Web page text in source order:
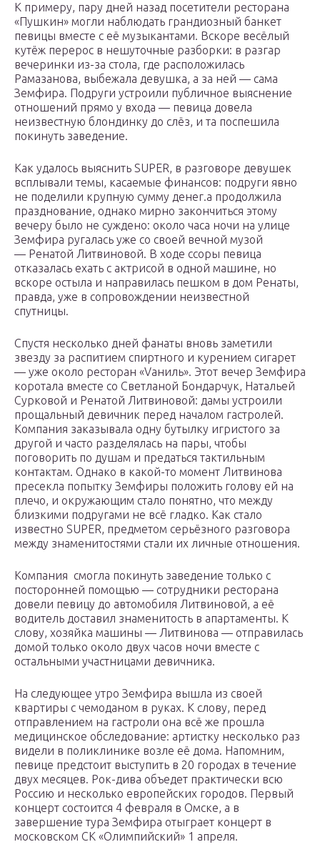
К примеру, пару дней назад посетители ресторана
«Пушкин» могли наблюдать грандиозный банкет
певицы вместе с её музыкантами. Вскоре весёлый
кутёж перерос в нешуточные разборки: в разгар
вечеринки из-за стола, где расположилась
Рамазанова, выбежала девушка, а за ней — сама
Земфира. Подруги устроили публичное выяснение
отношений прямо у входа — певица довела
неизвестную блондинку до слёз, и та поспешила
покинуть заведение.
Как удалось выяснить SUPER, в разговоре девушек
всплывали темы, касаемые финансов: подруги явно
не поделили крупную сумму денег.а продолжила
празднование, однако мирно закончиться этому
вечеру было не суждено: около часа ночи на улице
Земфира ругалась уже со своей вечной музой
— Ренатой Литвиновой. В ходе ссоры певица
отказалась ехать с актрисой в одной машине, но
вскоре остыла и направилась пешком в дом Ренаты,
правда, уже в сопровождении неизвестной
спутницы.
Спустя несколько дней фанаты вновь заметили
звезду за распитием спиртного и курением сигарет
— уже около ресторан «Vаниль». Этот вечер Земфира
коротала вместе со Светланой Бондарчук, Натальей
Сурковой и Ренатой Литвиновой: дамы устроили
прощальный девичник перед началом гастролей.
Компания заказывала одну бутылку игристого за
другой и часто разделялась на пары, чтобы
поговорить по душам и предаться тактильным
контактам. Однако в какой-то момент Литвинова
пресекла попытку Земфиры положить голову ей на
плечо, и окружающим стало понятно, что между
близкими подругами не всё гладко. Как стало
известно SUPER, предметом серьёзного разговора
между знаменитостями стали их личные отношения.
Компания смогла покинуть заведение только с
посторонней помощью — сотрудники ресторана
довели певицу до автомобиля Литвиновой, а её
водитель доставил знаменитость в апартаменты. К
слову, хозяйка машины — Литвинова — отправилась
домой только около двух часов ночи вместе с
остальными участницами девичника.
На следующее утро Земфира вышла из своей
квартиры с чемоданом в руках. К слову, перед
отправлением на гастроли она всё же прошла
медицинское обследование: артистку несколько раз
видели в поликлинике возле её дома. Напомним,
певице предстоит выступить в 20 городах в течение
двух месяцев. Рок-дива объедет практически всю
Россию и несколько европейских городов. Первый
концерт состоится 4 февраля в Омске, а в
завершение тура Земфира отыграет концерт в
московском СК «Олимпийский» 1 апреля.